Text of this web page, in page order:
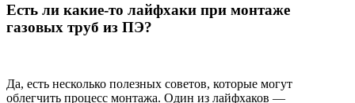
Есть ли какие-то лайфхаки при монтаже
газовых труб из ПЭ?
Да, есть несколько полезных советов, которые могут
облегчить процесс монтажа. Один из лайфхаков —